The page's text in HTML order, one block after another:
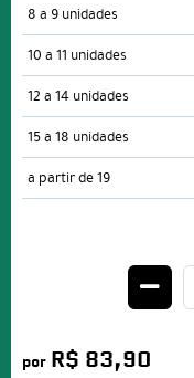
8 a 9 unidades
10 a 11 unidades
12 a 14 unidades
15 a 18 unidades
a partir de 19
por R$ 83,90